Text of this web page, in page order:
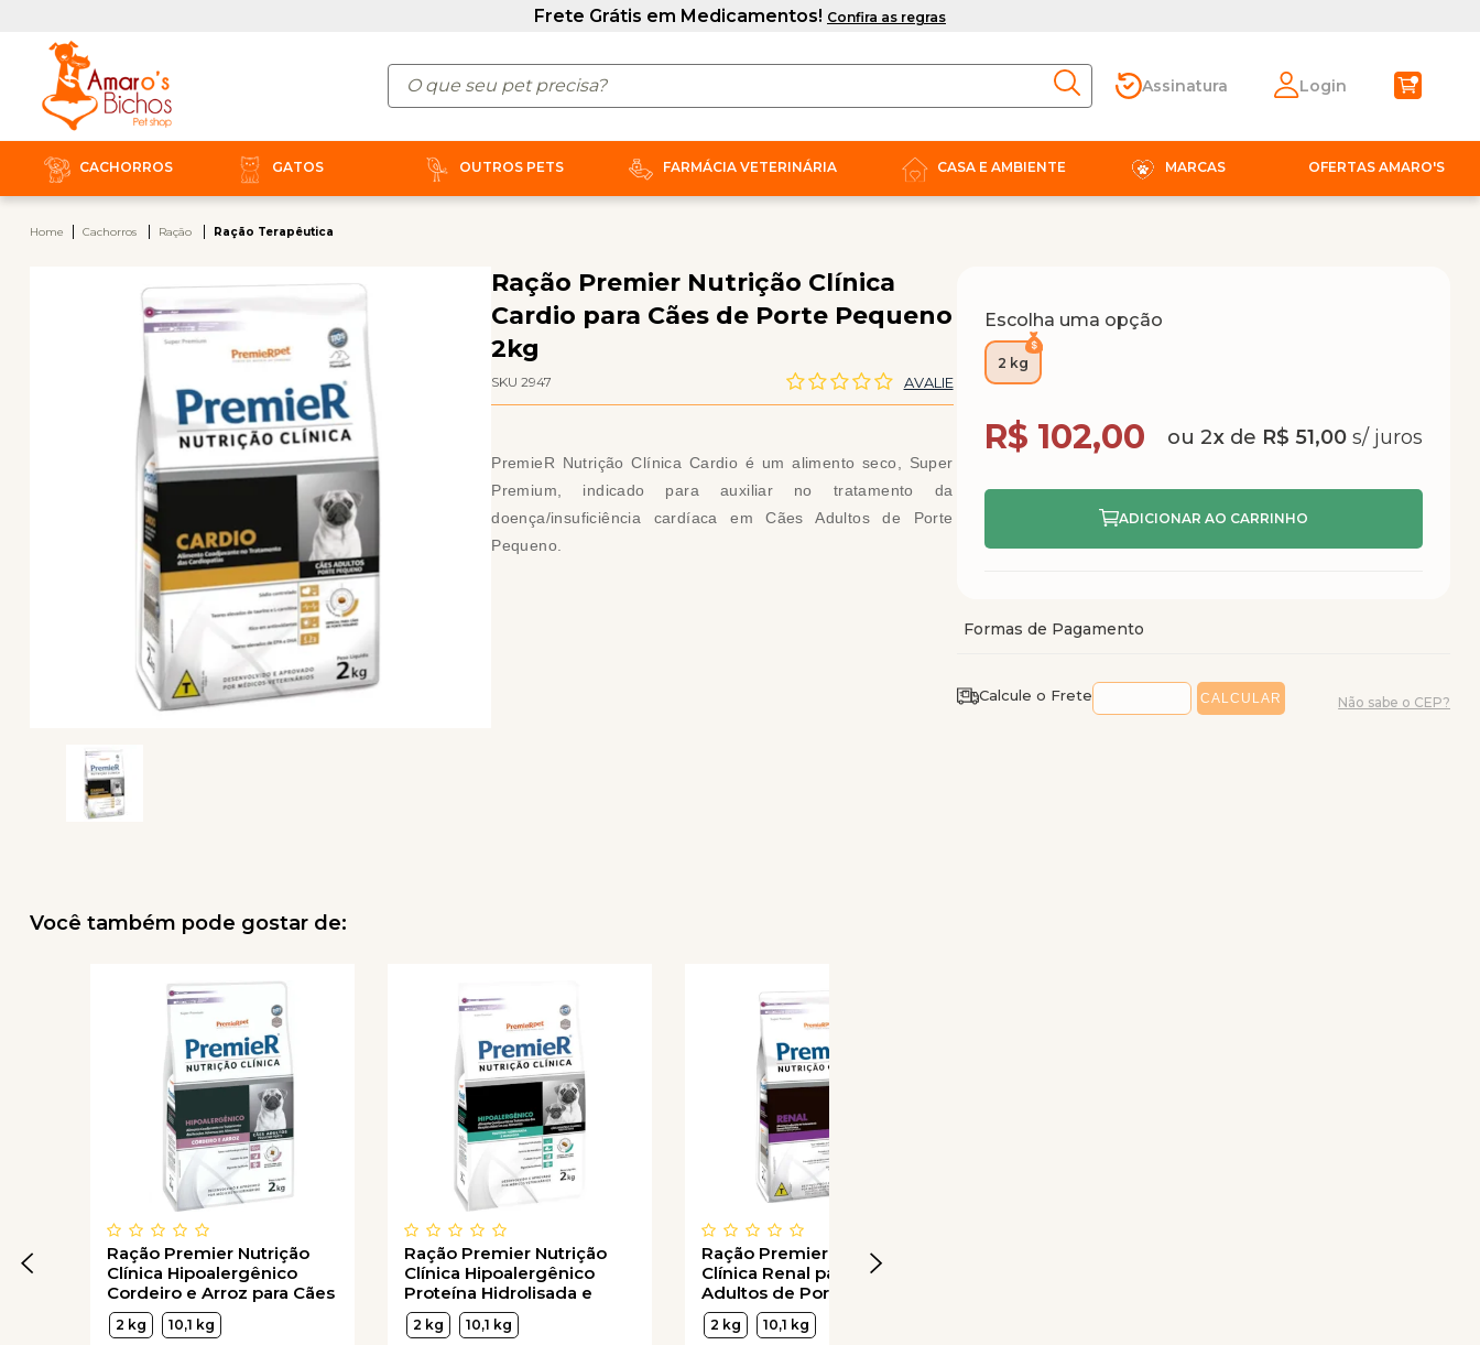
Assinatura Login
CACHORROS GATOS OUTROS PETS FARMÁCIA VETERINÁRIA CASA E AMBIENTE MARCAS OFERTAS AMARO'S
Home Cachorros Ração Ração Terapêutica
Ração Premier Nutrição Clínica
Cardio para Cães de Porte Pequeno
2kg
SKU 2947 AVALIE
PremieR Nutrição Clínica Cardio é um alimento seco, Super
Premium, indicado para auxiliar no tratamento da
doença/insuficiência cardíaca em Cães Adultos de Porte
Pequeno.
Você também pode gostar de:
Ração Premier Nutrição
Clínica Hipoalergênico
Cordeiro e Arroz para Cães
Adultos Pequeno Porte
2 kg 10,1 kg
Ração Premier Nutrição
Clínica Hipoalergênico
Proteína Hidrolisada e
Mandioca para Cães
Pequeno Porte
2 kg 10,1 kg
Ração Premier Nutrição
Clínica Renal para Cães
Adultos de Porte Pequeno
2 kg 10,1 kg
Escolha uma opção
2 kg
R$ 102,00 2x de R$ 51,00
Calcule o Frete Não sabe o CEP?